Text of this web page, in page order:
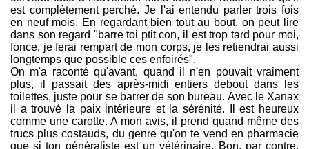
est complètement perché. Je l'ai entendu parler trois fois
en neuf mois. En regardant bien tout au bout, on peut lire
dans son regard "barre toi ptit con, il est trop tard pour moi,
fonce, je ferai rempart de mon corps, je les retiendrai aussi
longtemps que possible ces enfoirés".
On m'a raconté qu'avant, quand il n'en pouvait vraiment
plus, il passait des après-midi entiers debout dans les
toilettes, juste pour se barrer de son bureau. Avec le Xanax
il a trouvé la paix intérieure et la sérénité. Il est heureux
comme une carotte. A mon avis, il prend quand même des
trucs plus costauds, du genre qu'on te vend en pharmacie
que si ton généraliste est un vétérinaire. Bon, par contre,